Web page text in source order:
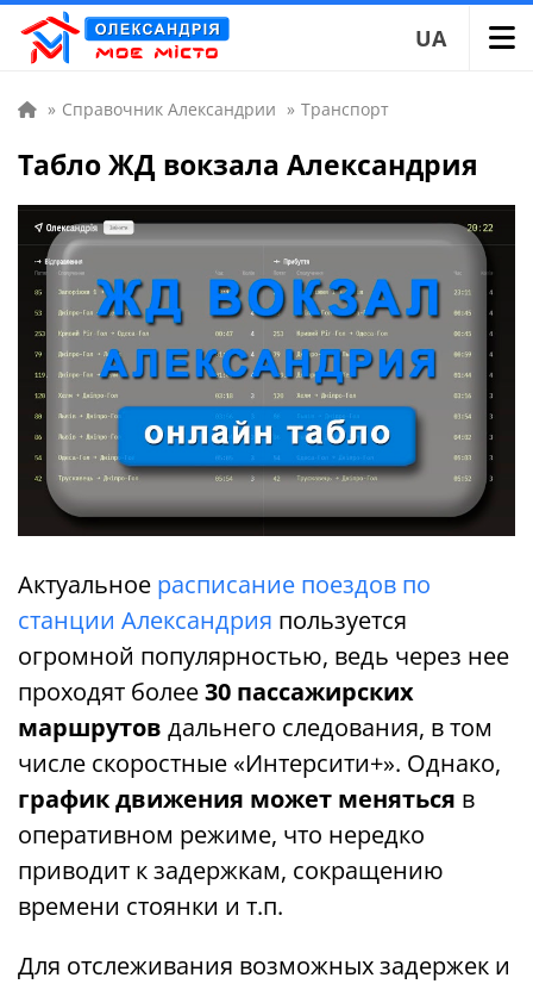
UA
» Справочник Александрии » Транспорт
Табло ЖД вокзала Александрия
Актуальное расписание поездов по
станции Александрия пользуется
огромной популярностью, ведь через нее
проходят более30 пассажирских
маршрутов дальнего следования, в том
числе скоростные «Интерсити+». Однако,
график движения может меняться в
оперативном режиме, что нередко
приводит к задержкам, сокращению
времени стоянки и т.п.
Для отслеживания возможных задержек и